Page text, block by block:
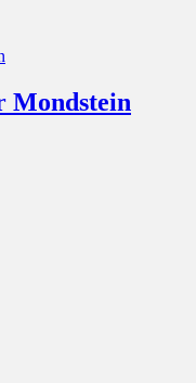
Mondstein